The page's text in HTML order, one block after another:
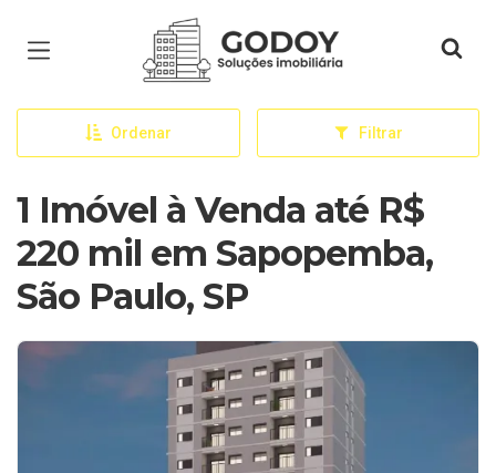
Página inicial
Ordenar Filtrar
1 Imóvel à Venda até R$
220 mil em Sapopemba,
São Paulo, SP